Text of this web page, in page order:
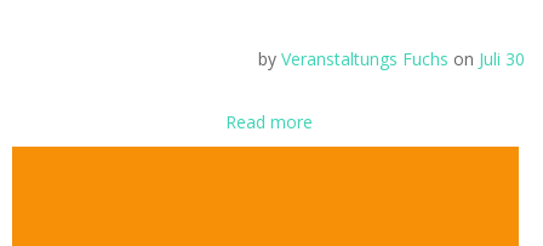
by Veranstaltungs Fuchs on Juli 30
Read more